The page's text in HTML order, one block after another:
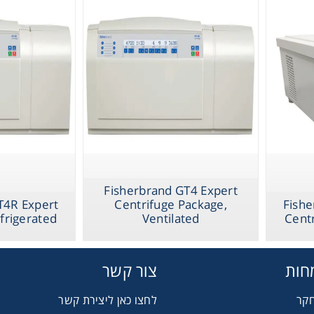
Fisherbrand GT4 Expert
Centrifuge Package,
Ventilated
Expert
צור קשר
לחצו כאן ליצירת קשר
Liquid